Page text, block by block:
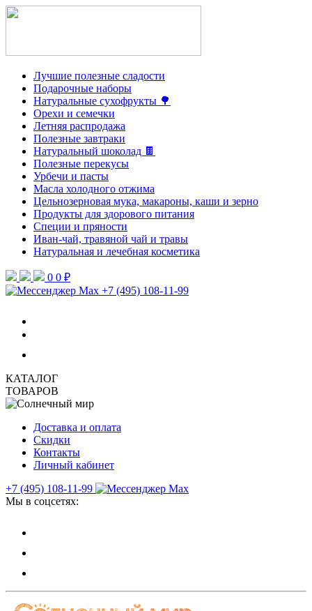
Лучшие полезные сладости
Подарочные наборы
Натуральные сухофрукты 🌳
Орехи и семечки
Летняя распродажа
Полезные завтраки
Натуральный шоколад 🍫
Полезные перекусы
Урбечи и пасты
Масла холодного отжима
Цельнозерновая мука, макароны, каши и зерно
Продукты для здорового питания
Специи и пряности
Иван-чай, травяной чай и травы
Натуральная и лечебная косметика
0 0 ₽
+7 (495) 108-11-99
КАТАЛОГ
ТОВАРОВ
Доставка и оплата
Скидки
Контакты
Личный кабинет
+7 (495) 108-11-99
Мы в соцсетях: